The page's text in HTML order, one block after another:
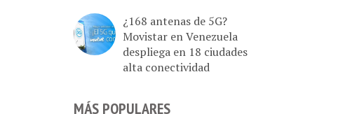
¿168 antenas de 5G?
Movistar en Venezuela
despliega en 18 ciudades
alta conectividad
MÁS POPULARES